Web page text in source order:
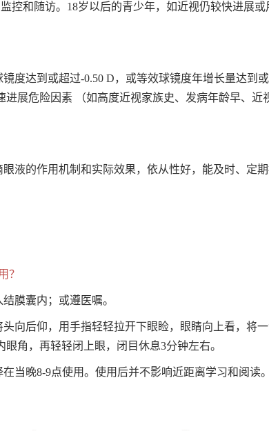
控和随访。18岁以后的青少年，如近视仍较快进展
度达到或超过-0.50 D，或等效球镜度年增长量达到
进展危险因素 （如高度近视家族史、发病年龄早、近
液的作用机制和实际效果，依从性好，能及时、定期
？
膜囊内；或遵医嘱。
向后仰，用手指轻轻拉开下眼睑，眼睛向上看，将
角，再轻轻闭上眼，闭目休息3分钟左右。
当晚8-9点使用。使用后并不影响近距离学习和阅读。